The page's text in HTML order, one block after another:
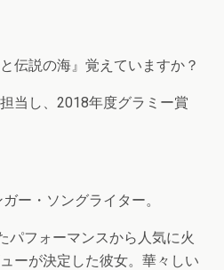
伝説の海』覚えていますか？
当し、2018年度グラミー賞
ー・ソングライター。
パフォーマンスから人気に火
ーが決定した彼女。華々しい